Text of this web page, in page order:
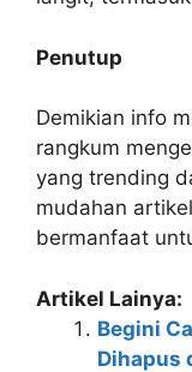
Penutup
Demikian info
rangkum
yang trending
mudahan
bermanfaat
Artikel Lainya:
Begini
Dihapus